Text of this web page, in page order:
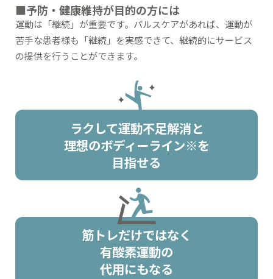
■予防・健康維持が目的の方には
運動は「継続」が重要です。パルスケアがあれば、運動が
苦手な患者様も「継続」を実感できて、継続的にサービス
の提供を行うことができます。
ラクして運動不足解消と
理想のボディーライン※を
目指せる
筋トレだけではなく
有酸素運動の
代用にもなる